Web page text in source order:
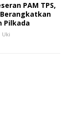
PAM TPS,
Pilkada
Uki